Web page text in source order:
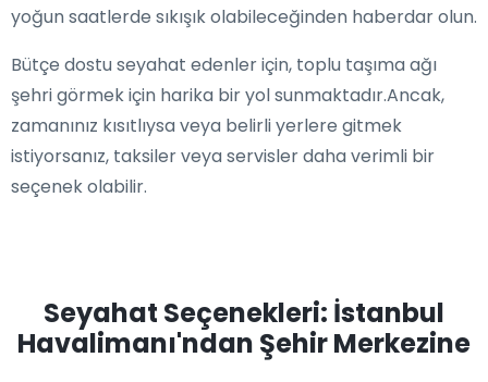
yoğun saatlerde sıkışık olabileceğinden haberdar olun.
Bütçe dostu seyahat edenler için, toplu taşıma ağı
şehri görmek için harika bir yol sunmaktadır.Ancak,
zamanınız kısıtlıysa veya belirli yerlere gitmek
istiyorsanız, taksiler veya servisler daha verimli bir
seçenek olabilir.
Seyahat Seçenekleri: İstanbul
Havalimanı'ndan Şehir Merkezine